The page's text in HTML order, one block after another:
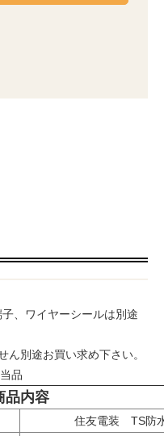
、ワイヤーシールは別途
ん別途お買い求め下さい。
品
品内容
住友電装 TS防